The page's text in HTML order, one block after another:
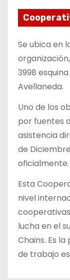
Se ubica en
3998
Avellaneda.
Uno de los
por fuentes
asistencia
de
oficialmente.
Esta
nivel
lucha en el
Chains. Es
de trabajo